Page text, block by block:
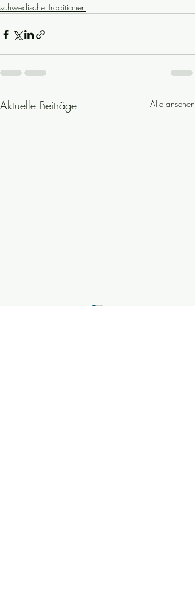
schwedische Traditionen
Aktuelle Beiträge Alle ansehen